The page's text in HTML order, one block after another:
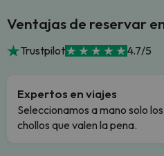
Ventajas de reservar
Trustpilot 4.7/5
Expertos en viajes
Seleccionamos a mano solo los
chollos que valen la pena.